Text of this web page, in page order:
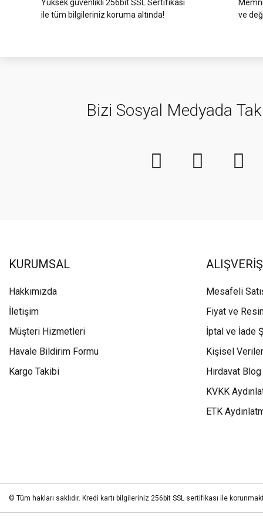
Yüksek güvenlikli 256bit SSL Sertifikası
ile tüm bilgileriniz koruma altında!
ve
Bizi Sosyal Medyada
KURUMSAL
Hakkımızda
İletişim
Müşteri Hizmetleri
Havale Bildirim Formu
Kargo Takibi
ALIŞVERİŞ
Mesafeli
Fiyat ve
İptal ve İade
Kişisel
Hırdavat Blog
KVKK
ETK
© Tüm hakları saklıdır. Kredi kartı bilgileriniz 256bit SSL sertifikası ile